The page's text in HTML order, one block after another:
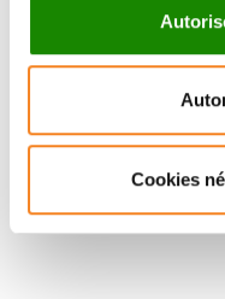
Cookies
Chargé de recherche
Inserm